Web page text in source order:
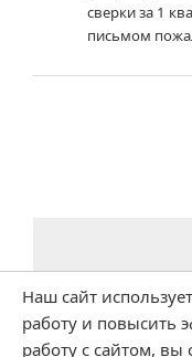
сверки за 1
письмом
Наш сайт
работу и повысить
работу с сайтом, вы